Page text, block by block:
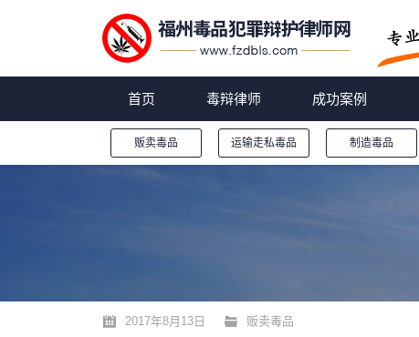
首页 毒辩律师 成功案例
贩卖毒品 运输走私毒品 制造毒品
2017年8月13日 贩卖毒品